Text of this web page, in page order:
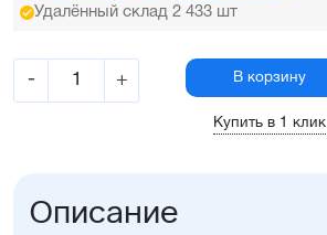
Удалённый склад 2 433 шт
- + В корзину
Купить в 1 клик
Описание